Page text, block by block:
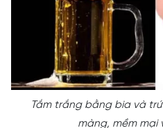
Tắm trắng bằng bia và
màng, mềm mại